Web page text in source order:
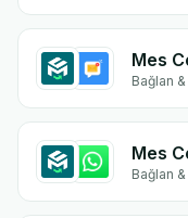
Bağlan
Bağlan